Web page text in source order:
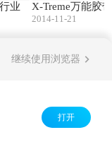
业
X-Treme万能胶
2014-11-21
继续使用浏览器
打开